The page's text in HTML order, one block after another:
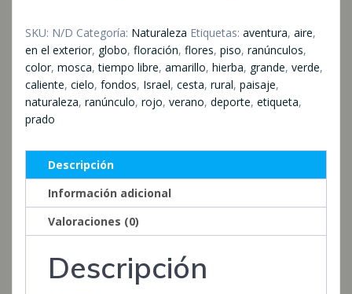
SKU: N/D Categoría: Naturaleza Etiquetas: aventura, aire,
en el exterior, globo, floración, flores, piso, ranúnculos,
color, mosca,tiempo libre, amarillo, hierba, grande, verde,
caliente, cielo, fondos, Israel, cesta, rural, paisaje,
naturaleza, ranúnculo, rojo, verano, deporte, etiqueta,
prado
Descripción
Información adicional
Valoraciones (0)
Descripción